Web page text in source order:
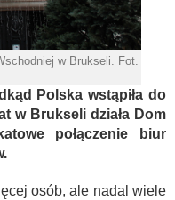
w Brukseli. Fot.
Polska wstąpiła do
w Brukseli działa Dom
połączenie biur
osób, ale nadal wiele